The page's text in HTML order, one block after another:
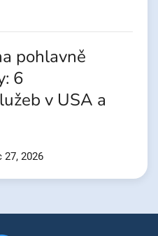
pohlavně
6
v USA a
27, 2026